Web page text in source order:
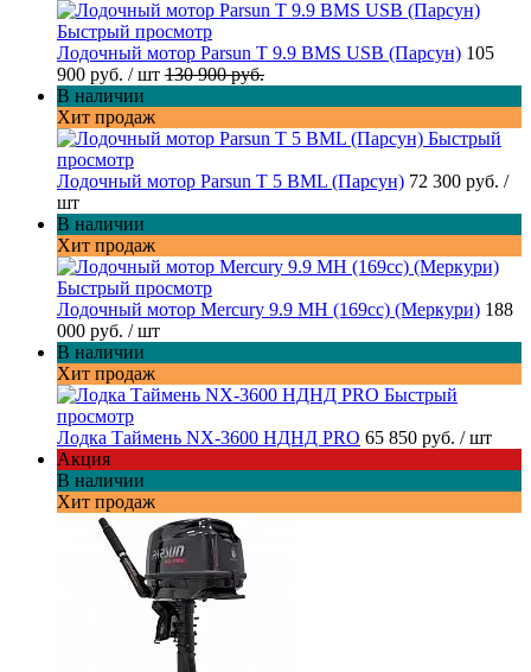
Быстрый просмотр
Лодочный мотор Parsun T 9.9 BMS USB (Парсун) 105
900 руб. / шт 130 900 руб.
В наличии
Хит продаж
Быстрый
просмотр
Лодочный мотор Parsun T 5 BML (Парсун) 72 300 руб. /
шт
В наличии
Хит продаж
Быстрый просмотр
Лодочный мотор Mercury 9.9 MH (169cc) (Меркури) 188
000 руб. / шт
В наличии
Хит продаж
Быстрый
просмотр
Лодка Таймень NX-3600 НДНД PRO 65 850 руб. / шт
Акция
В наличии
Хит продаж